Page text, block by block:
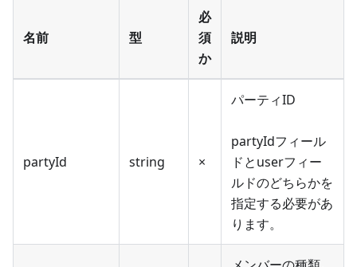
名前 型
必
須
か
説明
partyId string ×
パーティID
partyIdフィール
ドとuserフィー
ルドのどちらかを
指定する必要があ
ります。